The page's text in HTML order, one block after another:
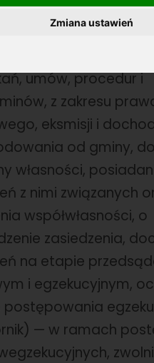
Zmiana ustawień
prawna w sprawach
m.in.: spadków i
umów, procedur i
z zakresu
eksmisji i
od gminy,
własności,
z nimi związanych
współwłasności, o
zasiedzenia,
na etapie
i egzekucyjnym,
— w ramach